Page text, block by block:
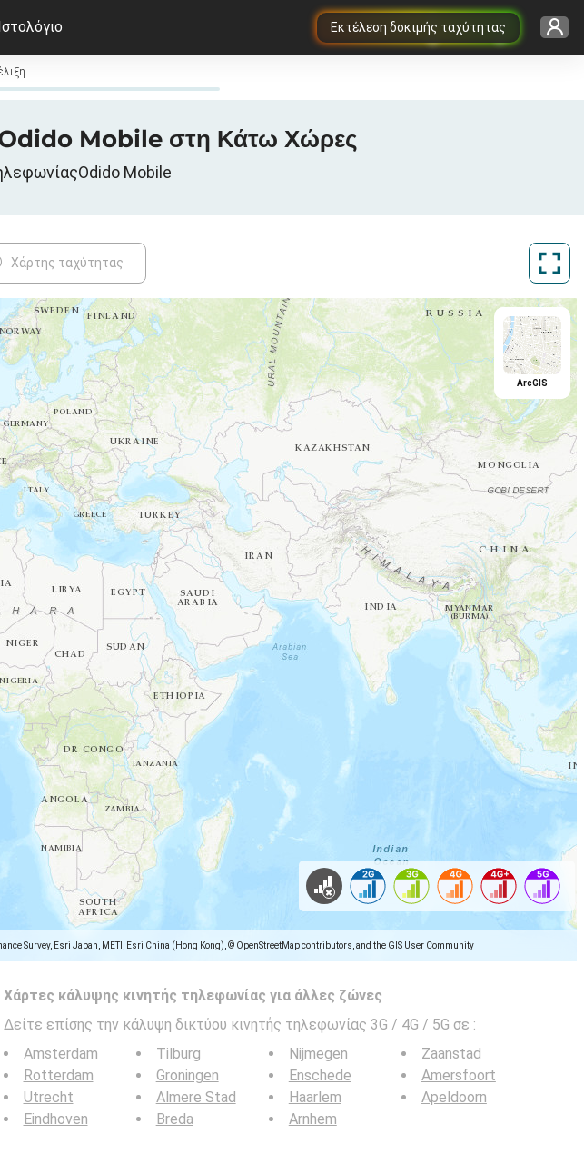
Εκτέλεση δοκιμής ταχύτητας
Mobile στη Κάτω Χώρες
Mobile
Χάρτης ταχύτητας
Survey, Esri Japan, METI, Esri China (Hong Kong), © OpenStreetMap contributors, and the GIS User Community
ArcGIS
Χάρτες κάλυψης κινητής τηλεφωνίας για άλλες ζώνες
Δείτε επίσης την κάλυψη δικτύου κινητής τηλεφωνίας 3G / 4G / 5G σε :
Amsterdam
Rotterdam
Utrecht
Eindhoven
Tilburg
Groningen
Almere Stad
Breda
Nijmegen
Enschede
Haarlem
Arnhem
Zaanstad
Amersfoort
Apeldoorn